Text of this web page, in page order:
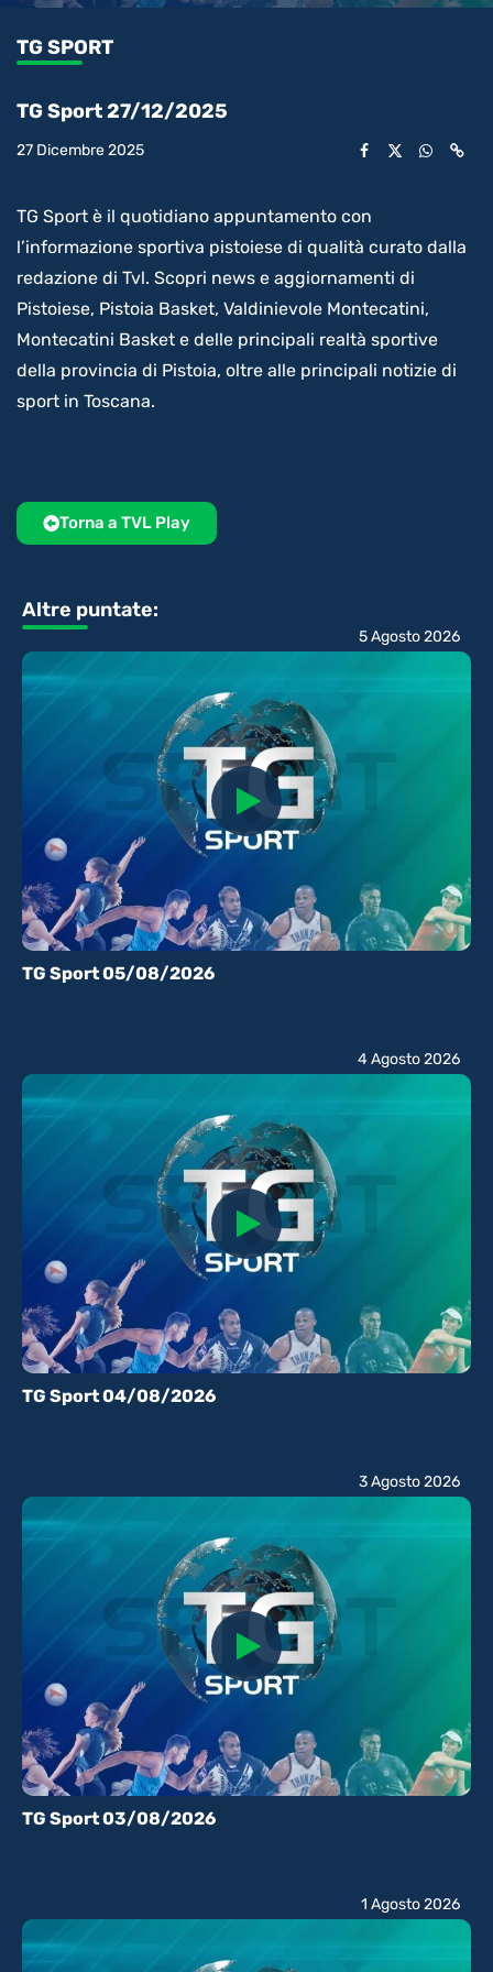
l’audio0.50%
in-
TG SPORT
TG Sport 27/12/2025
27 Dicembre 2025
TG Sport è il quotidiano appuntamento con
l’informazione sportiva pistoiese di qualità curato dalla
redazione di Tvl. Scopri news e aggiornamenti di
Pistoiese, Pistoia Basket, Valdinievole Montecatini,
Montecatini Basket e delle principali realtà sportive
della provincia di Pistoia, oltre alle principali notizie di
sport in Toscana.
Torna a TVL Play
Altre puntate:
TG Sport 05/08/2026
5 Agosto 2026
TG Sport 04/08/2026
4 Agosto 2026
TG Sport 03/08/2026
3 Agosto 2026
1 Agosto 2026